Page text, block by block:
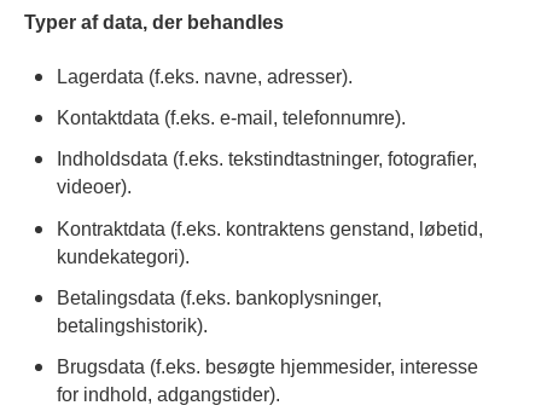
Typer af data, der behandles
Lagerdata (f.eks. navne, adresser).
Kontaktdata (f.eks. e-mail, telefonnumre).
Indholdsdata (f.eks. tekstindtastninger, fotografier,
videoer).
Kontraktdata (f.eks. kontraktens genstand, løbetid,
kundekategori).
Betalingsdata (f.eks. bankoplysninger,
betalingshistorik).
Brugsdata (f.eks. besøgte hjemmesider, interesse
for indhold, adgangstider).